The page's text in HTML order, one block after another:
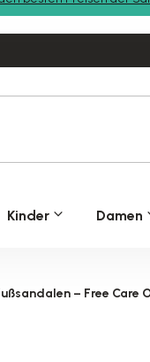
Kinder Damen
– Free Care